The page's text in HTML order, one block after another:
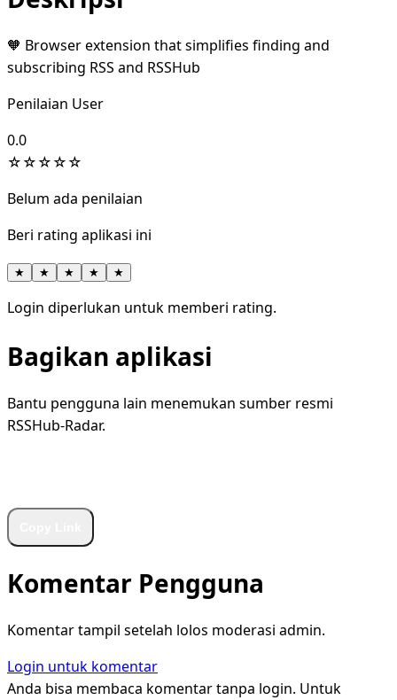
🧡 Browser extension that simplifies finding and
subscribing RSS and RSSHub
Penilaian User
0.0
☆☆☆☆☆
Belum ada penilaian
Beri rating aplikasi ini
★ ★ ★ ★ ★
Login diperlukan untuk memberi rating.
Bagikan aplikasi
Bantu pengguna lain menemukan sumber resmi
RSSHub-Radar.
Komentar Pengguna
Komentar tampil setelah lolos moderasi admin.
Login untuk komentar
Anda bisa membaca komentar tanpa login. Untuk